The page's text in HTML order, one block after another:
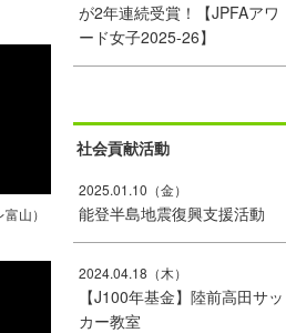
山）
が2年連続受賞！【JPFAアワ
ード女子2025-26】
社会貢献活動
2025.01.10（金）
能登半島地震復興支援活動
2024.04.18（木）
【J100年基金】陸前高田サッ
カー教室